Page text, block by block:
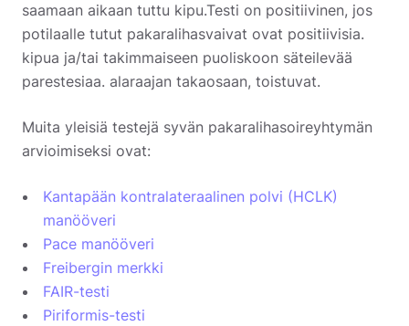
saamaan aikaan tuttu kipu.Testi on positiivinen, jos
potilaalle tutut pakaralihasvaivat ovat positiivisia.
kipua ja/tai takimmaiseen puoliskoon säteilevää
parestesiaa. alaraajan takaosaan, toistuvat.
Muita yleisiä testejä syvän pakaralihasoireyhtymän
arvioimiseksi ovat:
Kantapään kontralateraalinen polvi (HCLK)
manööveri
Pace manööveri
Freibergin merkki
FAIR-testi
Piriformis-testi